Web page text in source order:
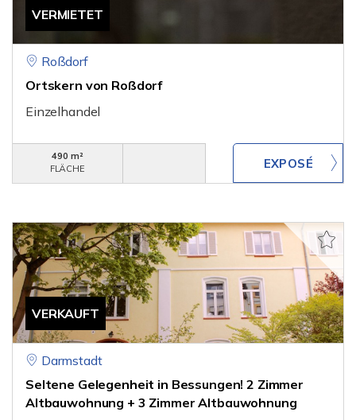
VERMIETET
Roßdorf
Ortskern von Roßdorf
Einzelhandel
490 m²
FLÄCHE
VERKAUFT
Darmstadt
Seltene Gelegenheit in Bessungen! 2 Zimmer
Altbauwohnung + 3 Zimmer Altbauwohnung